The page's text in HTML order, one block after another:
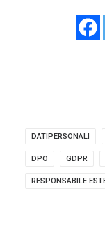
DATIPERSONALI
DPO GDPR
RESPONSABILE